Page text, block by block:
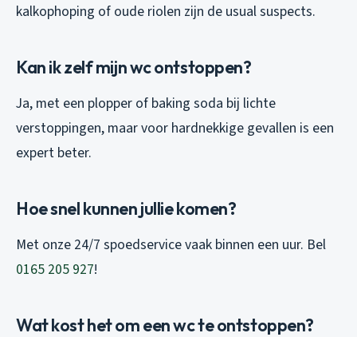
kalkophoping of oude riolen zijn de usual suspects.
Kan ik zelf mijn wc ontstoppen?
Ja, met een plopper of baking soda bij lichte
verstoppingen, maar voor hardnekkige gevallen is een
expert beter.
Hoe snel kunnen jullie komen?
Met onze 24/7 spoedservice vaak binnen een uur. Bel
0165 205 927!
Wat kost het om een wc te ontstoppen?